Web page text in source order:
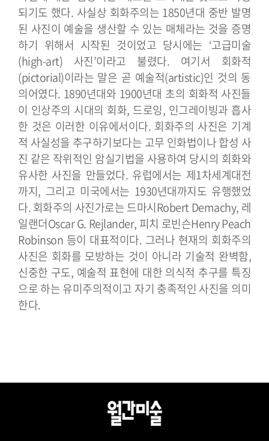
되기도 했다. 사실상 회화주의는 1850년대 중반 발명
된 사진이 예술을 생산할 수 있는 매체라는 것을 증명
하기 위해서 시작된 것이었고 당시에는 ‘고급미술
(high-art) 사진’이라고 불렸다. 여기서 회화적
(pictorial)이라는 말은 곧 예술적(artistic)인 것의 동
의어였다. 1890년대와 1900년대 초의 회화적 사진들
이 인상주의 시대의 회화, 드로잉, 인그레이빙과 흡사
한 것은 이러한 이유에서이다. 회화주의 사진은 기계
적 사실성을 추구하기보다는 고무 인화법이나 합성 사
진 같은 작위적인 암실기법을 사용하여 당시의 회화와
유사한 사진을 만들었다. 유럽에서는 제1차세계대전
까지, 그리고 미국에서는 1930년대까지도 유행했었
다. 회화주의 사진가로는 드마시Robert Demachy, 레
일랜더Oscar G. Rejlander, 피치 로빈슨Henry Peach
Robinson 등이 대표적이다. 그러나 현재의 회화주의
사진은 회화를 모방하는 것이 아니라 기술적 완벽함,
신중한 구도, 예술적 표현에 대한 의식적 추구를 특징
으로 하는 유미주의적이고 자기 충족적인 사진을 의미
한다.